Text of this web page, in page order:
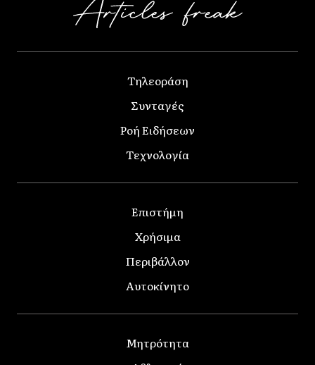
Τηλεοράση
Συνταγές
Ροή Ειδήσεων
Τεχνολογία
Επιστήμη
Χρήσιμα
Περιβάλλον
Αυτοκίνητο
Μητρότητα